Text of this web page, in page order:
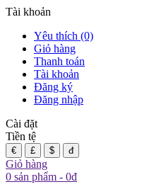
Tài khoản
Yêu thích (0)
Giỏ hàng
Thanh toán
Tài khoản
Đăng ký
Đăng nhập
Cài đặt
Tiền tệ
€ £ $ đ
Giỏ hàng
0 sản phẩm - 0đ